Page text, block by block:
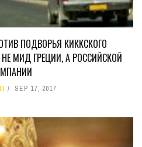
ПОДВОРЬЯ КИККСКОГО
МИД ГРЕЦИИ, А РОССИЙСКОЙ
SEP 17, 2017